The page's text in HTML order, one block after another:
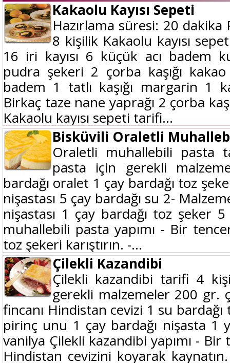
Kakaolu Kayısı Sepeti
Hazırlama süresi: 20
8 kişilik Kakaolu kayısı
16 iri kayısı 6 küçük acı badem
pudra şekeri 2 çorba kaşığı
badem 1 tatlı kaşığı margarin 1
Birkaç taze nane yaprağı 2 çorba
Kakaolu kayısı sepeti tarifi...
Bisküvili Oraletli
Oraletli muhallebili pasta
pasta için gerekli
bardağı oralet 1 çay bardağı toz
nişastası 5 çay bardağı su 2-
nişastası 1 çay bardağı toz şeker
muhallebili pasta yapımı - Bir
toz şekeri karıştırın. -...
Çilekli Kazandibi
Çilekli kazandibi tarifi 4
gerekli malzemeler 200 gr.
fincanı Hindistan cevizi 1 su
pirinç unu 1 çay bardağı nişasta 1
vanilya Çilekli kazandibi yapımı -
Hindistan cevizini koyarak